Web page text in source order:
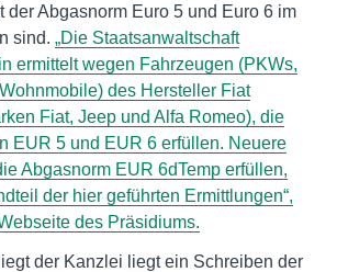
der Abgasnorm Euro 5 und Euro 6 im
sind. „Die Staatsanwaltschaft
ermittelt wegen Fahrzeugen (PKWs,
des Hersteller Fiat
Fiat, Jeep und Alfa Romeo), die
EUR 5 und EUR 6 erfüllen. Neuere
Abgasnorm EUR 6dTemp erfüllen,
der hier geführten Ermittlungen“,
des Präsidiums.
der Kanzlei liegt ein Schreiben der